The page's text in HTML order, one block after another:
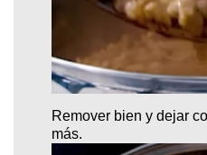
Remover bien y dejar
más.